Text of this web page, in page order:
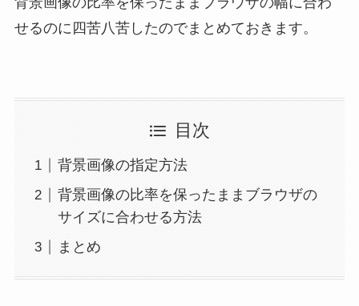
せるのに四苦八苦したのでまとめておきます。
目次
背景画像の指定方法
背景画像の比率を保ったままブラウザの
サイズに合わせる方法
まとめ